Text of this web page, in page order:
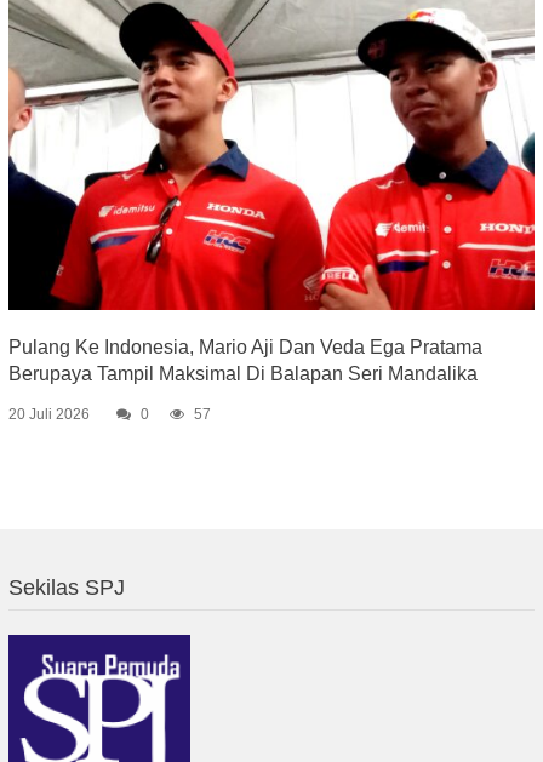
Pulang Ke Indonesia, Mario Aji Dan Veda Ega Pratama
Berupaya Tampil Maksimal Di Balapan Seri Mandalika
20 Juli 2026 0 57
Sekilas SPJ